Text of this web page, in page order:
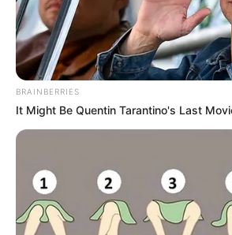
Magyar Péter szerint 2027-től
minimálbért
Magyar Péter korábban arról
kiindulópont a 266 800 forintos
amelynek megduplázása
BRAINBERRIES
It Might Be Quentin Tarantino's Last